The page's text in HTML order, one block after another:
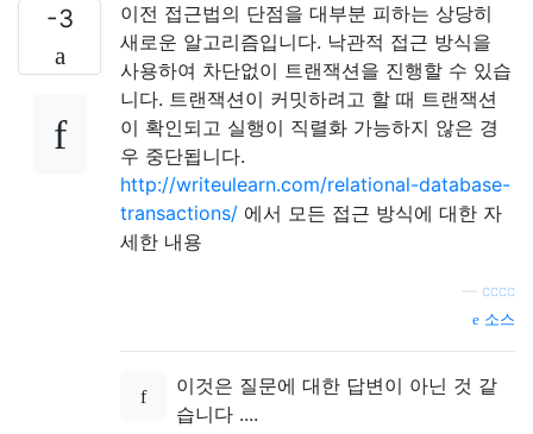
-3
이전 접근법의 단점을 대부분 피하는 상당히
새로운 알고리즘입니다. 낙관적 접근 방식을
사용하여 차단없이 트랜잭션을 진행할 수 있습
니다. 트랜잭션이 커밋하려고 할 때 트랜잭션
이 확인되고 실행이 직렬화 가능하지 않은 경
우 중단됩니다.
http://writeulearn.com/relational-database-
transactions/ 에서 모든 접근 방식에 대한 자
세한 내용
cccc
소스
이것은 질문에 대한 답변이 아닌 것 같
습니다 ....